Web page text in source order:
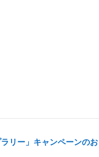
リー」キャンペーンのお